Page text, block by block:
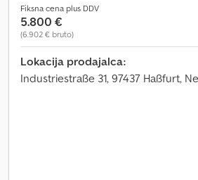
Fiksna cena plus DDV
5.800 €
(6.902 € bruto)
Lokacija prodajalca:
Industriestraße 31, 97437 Haßfurt,